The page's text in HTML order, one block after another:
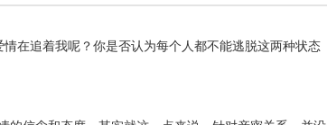
在追着我呢？你是否认为每个人都不能逃脱这两种状态